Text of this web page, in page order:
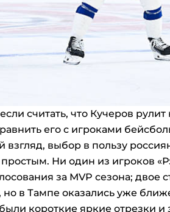
считать, что Кучеров
его с игроками
взгляд, выбор в пользу
Ни один из игроков
за MVP сезона; двое
но в Тампе оказались уже
короткие яркие отрезки